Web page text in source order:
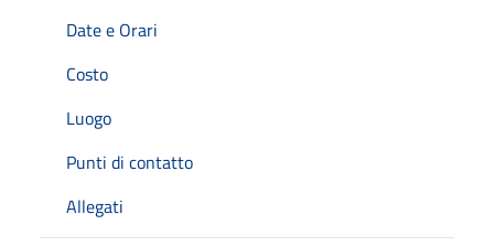
Date e Orari
Costo
Luogo
Punti di contatto
Allegati